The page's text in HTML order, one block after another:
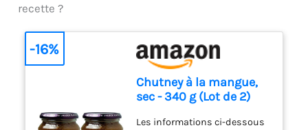
recette ?
Chutney à la mangue,
sec - 340 g (Lot de 2)
Les informations ci-dessous
-16%